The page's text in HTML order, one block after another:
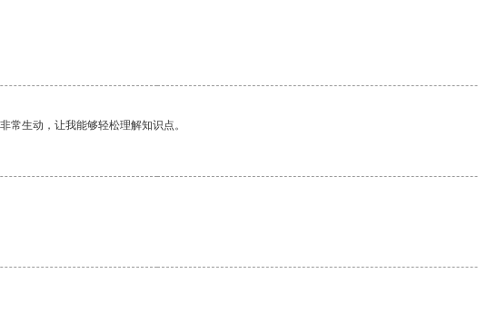
常生动，让我能够轻松理解知识点。